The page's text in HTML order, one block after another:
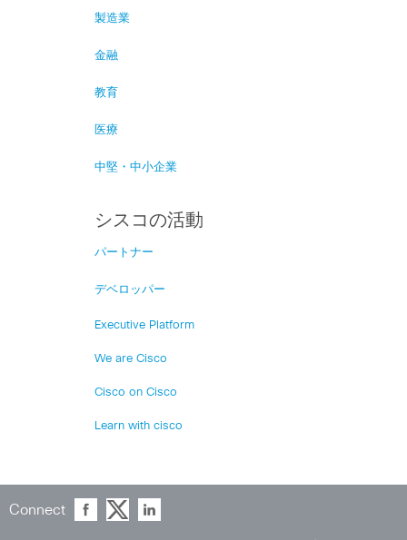
製造業
金融
教育
医療
中堅・中小企業
シスコの活動
パートナー
デベロッパー
Executive Platform
We are Cisco
Cisco on Cisco
Learn with cisco
Connect